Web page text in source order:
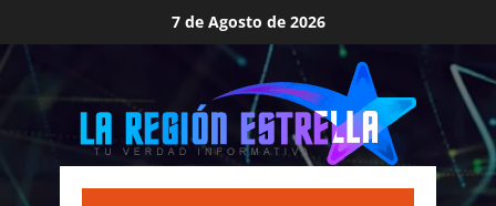
al
contenido
7 de Agosto de 2026